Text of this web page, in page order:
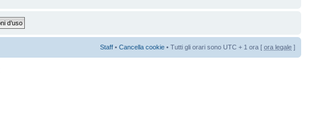
Staff • Cancella cookie • Tutti gli orari sono UTC + 1 ora [ ora legale ]